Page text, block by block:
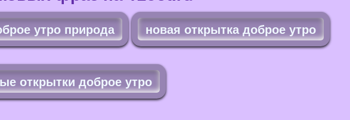
утро природа новая открытка доброе утро
открытки доброе утро